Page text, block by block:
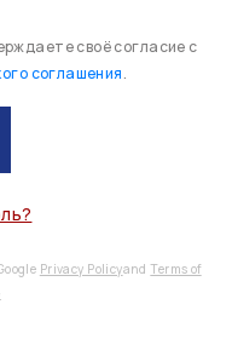
своё согласие с
соглашения.
Privacy PolicyandTerms of